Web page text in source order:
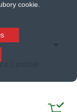
cookie.
2 položek